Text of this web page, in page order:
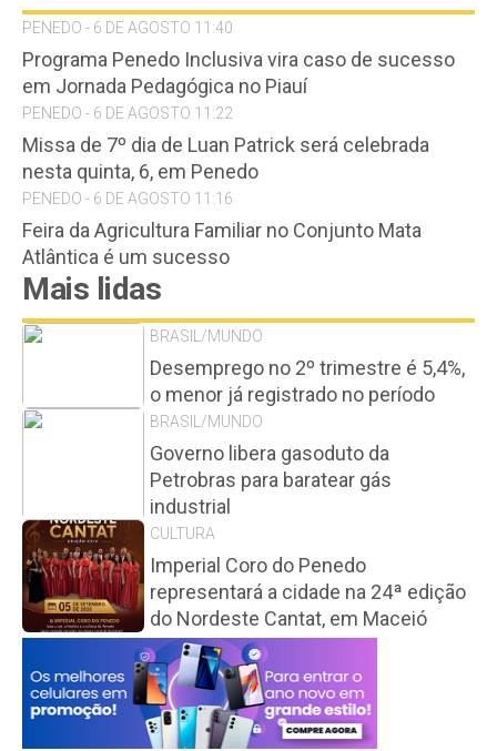
PENEDO - 6 DE AGOSTO 11:40
Programa Penedo Inclusiva vira caso de sucesso
em Jornada Pedagógica no Piauí
PENEDO - 6 DE AGOSTO 11:22
Missa de 7º dia de Luan Patrick será celebrada
nesta quinta, 6, em Penedo
PENEDO - 6 DE AGOSTO 11:16
Feira da Agricultura Familiar no Conjunto Mata
Atlântica é um sucesso
Mais lidas
BRASIL/MUNDO
Desemprego no 2º trimestre é 5,4%,
o menor já registrado no período
BRASIL/MUNDO
Governo libera gasoduto da
Petrobras para baratear gás
industrial
CULTURA
Imperial Coro do Penedo
representará a cidade na 24ª edição
do Nordeste Cantat, em Maceió